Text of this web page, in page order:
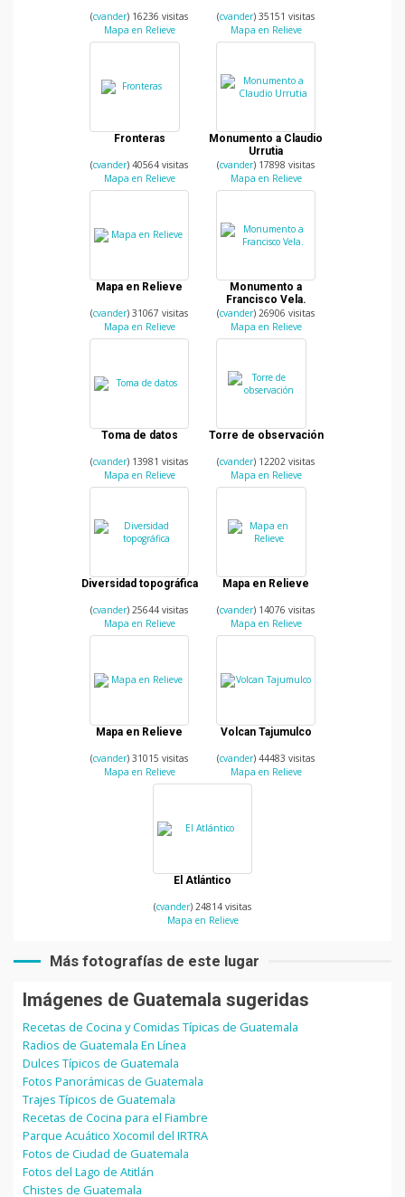
(cvander) 16236 visitas
Mapa en Relieve
(cvander) 35151 visitas
Mapa en Relieve
Fronteras
(cvander) 40564 visitas
Mapa en Relieve
Monumento a Claudio
Urrutia
(cvander) 17898 visitas
Mapa en Relieve
Mapa en Relieve
(cvander) 31067 visitas
Mapa en Relieve
Monumento a
Francisco Vela.
(cvander) 26906 visitas
Mapa en Relieve
Toma de datos
(cvander) 13981 visitas
Mapa en Relieve
Torre de observación
(cvander) 12202 visitas
Mapa en Relieve
Diversidad topográfica
(cvander) 25644 visitas
Mapa en Relieve
Mapa en Relieve
(cvander) 14076 visitas
Mapa en Relieve
Mapa en Relieve
(cvander) 31015 visitas
Mapa en Relieve
Volcan Tajumulco
(cvander) 44483 visitas
Mapa en Relieve
El Atlántico
(cvander) 24814 visitas
Mapa en Relieve
Más fotografías de este lugar
Imágenes de Guatemala sugeridas
Recetas de Cocina y Comidas Típicas de Guatemala
Radios de Guatemala En Línea
Dulces Típicos de Guatemala
Fotos Panorámicas de Guatemala
Trajes Típicos de Guatemala
Recetas de Cocina para el Fiambre
Parque Acuático Xocomil del IRTRA
Fotos de Ciudad de Guatemala
Fotos del Lago de Atitlán
Chistes de Guatemala